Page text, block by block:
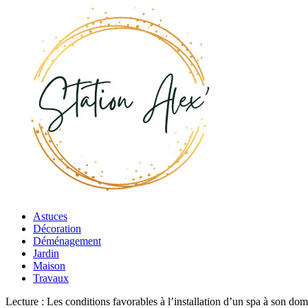
Astuces
Décoration
Déménagement
Jardin
Maison
Travaux
Lecture : Les conditions favorables à l’installation d’un spa à son